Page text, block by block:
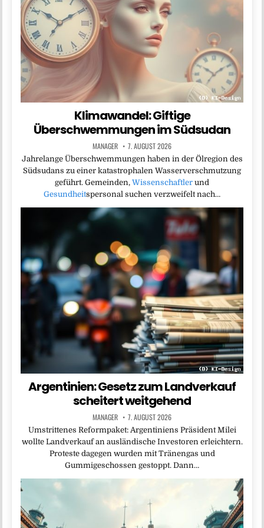
Klimawandel: Giftige
Überschwemmungen im Südsudan
MANAGER 7. AUGUST 2026
Jahrelange Überschwemmungen haben in der Ölregion des
Südsudans zu einer katastrophalen Wasserverschmutzung
geführt. Gemeinden, Wissenschaftler und
Gesundheitspersonal suchen verzweifelt nach…
Argentinien: Gesetz zum Landverkauf
scheitert weitgehend
MANAGER 7. AUGUST 2026
Umstrittenes Reformpaket: Argentiniens Präsident Milei
wollte Landverkauf an ausländische Investoren erleichtern.
Proteste dagegen wurden mit Tränengas und
Gummigeschossen gestoppt. Dann…